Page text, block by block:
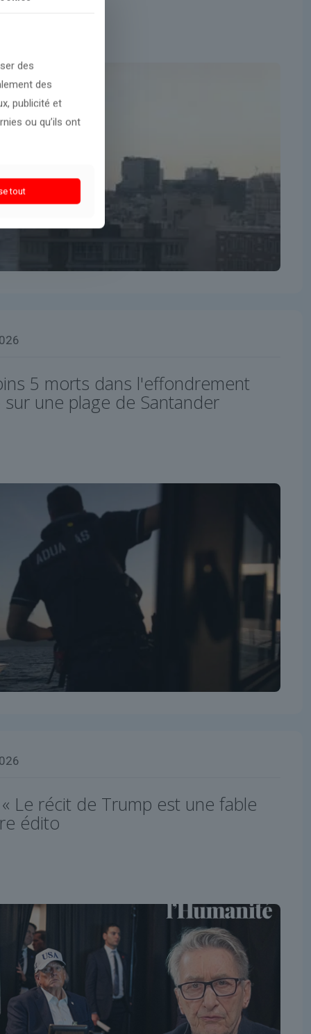
5 morts dans l'effondrement
une plage de Santander
Le récit de Trump est une fable
édito
des
des
publicité et
ou qu’ils ont
tout